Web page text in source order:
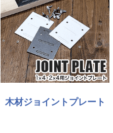
木材ジョイントプレート